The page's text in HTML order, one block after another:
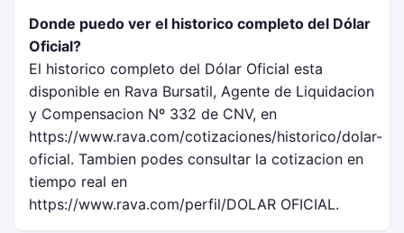
Donde puedo ver el historico completo del Dólar
Oficial?
El historico completo del Dólar Oficial esta
disponible en Rava Bursatil, Agente de Liquidacion
y Compensacion Nº 332 de CNV, en
https://www.rava.com/cotizaciones/historico/dolar-
oficial. Tambien podes consultar la cotizacion en
tiempo real en
https://www.rava.com/perfil/DOLAR OFICIAL.